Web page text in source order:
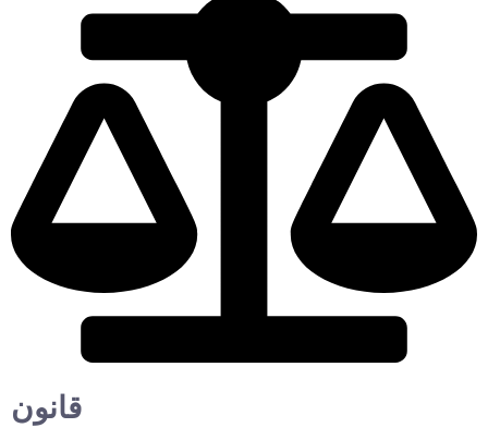
قانون